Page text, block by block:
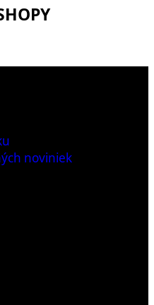
noviniek